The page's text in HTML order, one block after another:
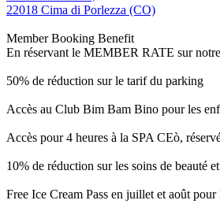
22018 Cima di Porlezza (CO)
Member Booking Benefit
En réservant le MEMBER RATE sur
50% de réduction sur le tarif du parking
Accès au Club Bim Bam Bino pour les
Accès pour 4 heures à la SPA CEò,
10% de réduction sur les soins de beauté
Free Ice Cream Pass en juillet et août pour